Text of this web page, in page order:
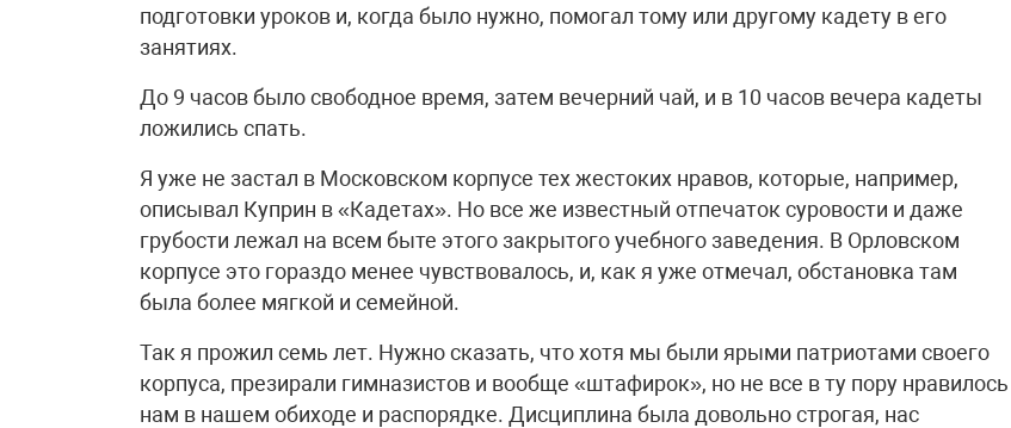
подготовки уроков и, когда было нужно, помогал тому или другому кадету в его
занятиях.
До 9 часов было свободное время, затем вечерний чай, и в 10 часов вечера кадеты
ложились спать.
Я уже не застал в Московском корпусе тех жестоких нравов, которые, например,
описывал Куприн в «Кадетах». Но все же известный отпечаток суровости и даже
грубости лежал на всем быте этого закрытого учебного заведения. В Орловском
корпусе это гораздо менее чувствовалось, и, как я уже отмечал, обстановка там
была более мягкой и семейной.
Так я прожил семь лет. Нужно сказать, что хотя мы были ярыми патриотами своего
корпуса, презирали гимназистов и вообще «штафирок», но не все в ту пору нравилось
нам в нашем обиходе и распорядке. Дисциплина была довольно строгая, нас